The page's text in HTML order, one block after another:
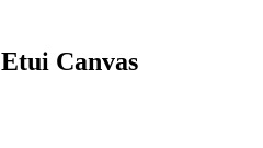
Etui Canvas